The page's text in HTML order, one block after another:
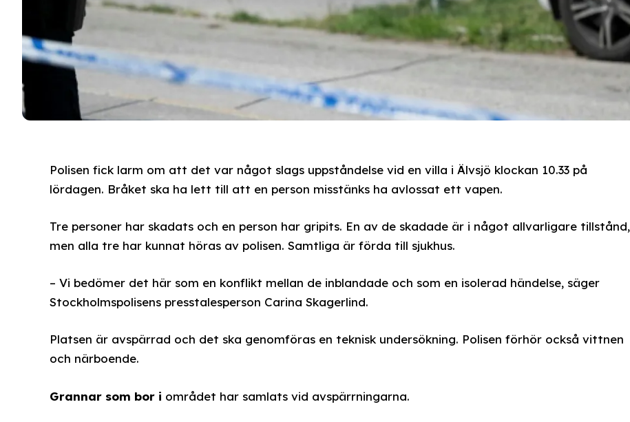
Polisen fick larm om att det var något slags uppståndelse vid en villa i Älvsjö klockan 10.33 på
lördagen. Bråket ska ha lett till att en person misstänks ha avlossat ett vapen.
Tre personer har skadats och en person har gripits. En av de skadade är i något allvarligare tillstånd,
men alla tre har kunnat höras av polisen. Samtliga är förda till sjukhus.
– Vi bedömer det här som en konflikt mellan de inblandade och som en isolerad händelse, säger
Stockholmspolisens presstalesperson Carina Skagerlind.
Platsen är avspärrad och det ska genomföras en teknisk undersökning. Polisen förhör också vittnen
och närboende.
Grannar som bor i området har samlats vid avspärrningarna.